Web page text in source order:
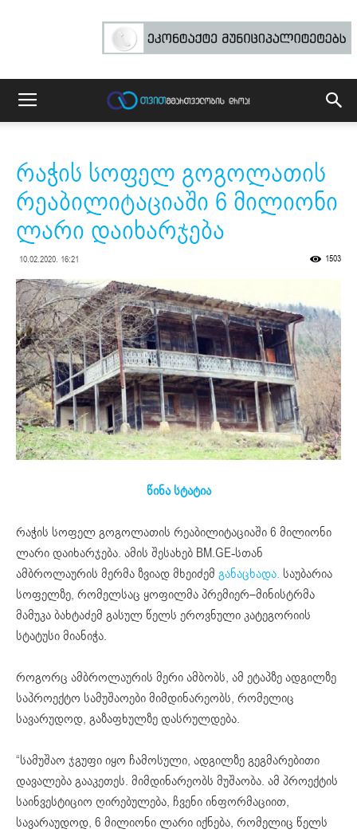
რაჭის სოფელ გოგოლათის
რეაბილიტაციაში 6 მილიონი
ლარი დაიხარჯება
10.02.2020. 16:21 1503
წინა სტატია
რაჭის სოფელ გოგოლათის რეაბილიტაციაში 6 მილიონი
ლარი დაიხარჯება. ამის შესახებ BM.GE-სთან
ამბროლაურის მერმა ზვიად მხეიძემ განაცხადა. საუბარია
სოფელზე, რომელსაც ყოფილმა პრემიერ–მინისტრმა
მამუკა ბახტაძემ გასულ წელს ეროვნული კატეგორიის
სტატუსი მიანიჭა.
როგორც ამბროლაურის მერი ამბობს, ამ ეტაპზე ადგილზე
საპროექტო სამუშაოები მიმდინარეობს, რომელიც
სავარუდოდ, გაზაფხულზე დასრულდება.
“სამუშაო ჯგუფი იყო ჩამოსული, ადგილზე გეგმარებითი
დავალება გააკეთეს. მიმდინარეობს მუშაობა. ამ პროექტის
საინვესტიციო ღირებულება, ჩვენი ინფორმაციით,
სავარაუდოდ, 6 მილიონი ლარი იქნება, რომელიც წელს